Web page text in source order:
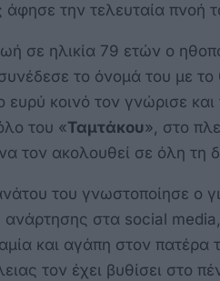
άφησε την τελευταία πνοή
σε ηλικία 79 ετών ο
το όνομά του με
ευρύ κοινό τον γνώρισε
του «Ταμτάκου», στο
τον ακολουθεί σε όλη τη
του γνωστοποίησε ο
ανάρτησης στα social
και αγάπη στον πατέρα
τον έχει βυθίσει στο